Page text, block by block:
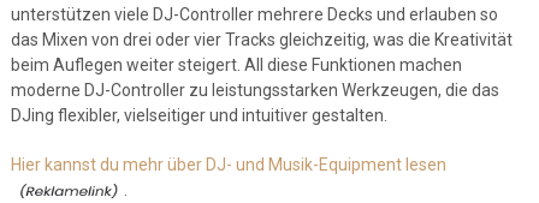
unterstützen viele DJ-Controller mehrere Decks und erlauben so
das Mixen von drei oder vier Tracks gleichzeitig, was die Kreativität
beim Auflegen weiter steigert. All diese Funktionen machen
moderne DJ-Controller zu leistungsstarken Werkzeugen, die das
DJing flexibler, vielseitiger und intuitiver gestalten.
Hier kannst du mehr über DJ- und Musik-Equipment lesen